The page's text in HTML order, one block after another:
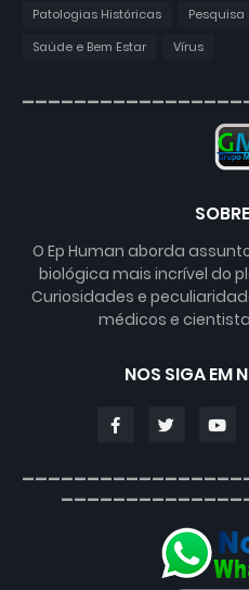
Patologias Históricas
Pesquisa
Saúde e Bem Estar
Vírus
O Ep Human aborda
biológica mais incrível do
Curiosidades e
médicos e
NOS SIGA EM